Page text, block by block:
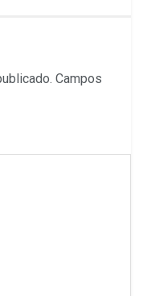
Campos